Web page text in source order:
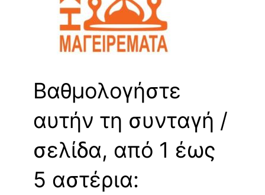
Βαθμολογήστε
αυτήν τη συνταγή /
σελίδα, από 1 έως
5 αστέρια: